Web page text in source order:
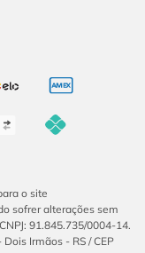
o site
sofrer alterações sem
91.845.735/0004-14.
Irmãos - RS / CEP